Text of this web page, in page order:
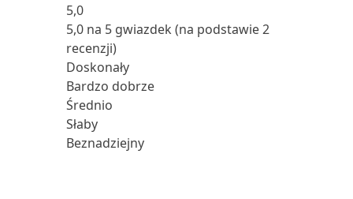
5,0
5,0 na 5 gwiazdek (na podstawie 2
recenzji)
Doskonały
Bardzo dobrze
Średnio
Słaby
Beznadziejny